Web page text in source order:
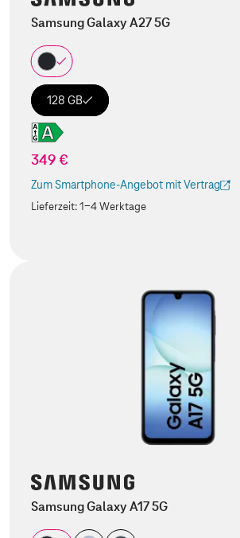
Samsung Galaxy A27 5G
128 GB
349 €
Zum Smartphone-Angebot mit Vertrag
(Der Link wird in einem neuen Tab geöffnet)
Lieferzeit:1-4 Werktage
Samsung Galaxy A17 5G